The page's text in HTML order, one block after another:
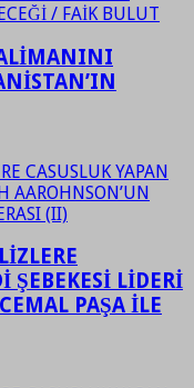
ŞEBEKESİ LİDERİ
PAŞA İLE